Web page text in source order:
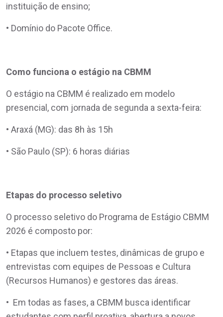
instituição de ensino;
• Domínio do Pacote Office.
Como funciona o estágio na CBMM
O estágio na CBMM é realizado em modelo
presencial, com jornada de segunda a sexta-feira:
• Araxá (MG): das 8h às 15h
• São Paulo (SP): 6 horas diárias
Etapas do processo seletivo
O processo seletivo do Programa de Estágio CBMM
2026 é composto por:
• Etapas que incluem testes, dinâmicas de grupo e
entrevistas com equipes de Pessoas e Cultura
(Recursos Humanos) e gestores das áreas.
• Em todas as fases, a CBMM busca identificar